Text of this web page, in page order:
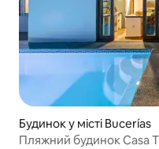
Будинок у місті Bucerías
Пляжний будинок Casa